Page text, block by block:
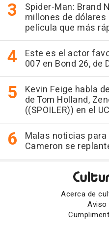
Spider-Man: Brand
millones de
película que más
Este es el actor
007 en Bond 26, de
Kevin Feige habla
de Tom Holland,
((SPOILER)) en el
Malas noticias
Cameron se
Acerca de
Aviso